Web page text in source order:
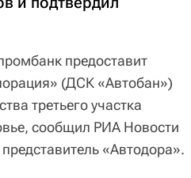
предоставит
(ДСК «Автобан»)
третьего участка
сообщил РИА Новости
«Автодора».